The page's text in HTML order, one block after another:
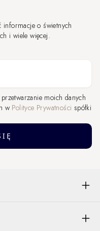
informacje o świetnych
i wiele więcej.
moich danych
w Polityce Prywatności spółki